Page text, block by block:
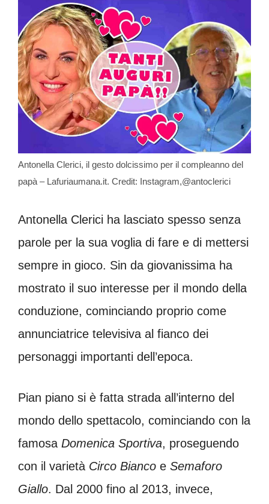
Antonella Clerici, il gesto dolcissimo per il compleanno del
papà – Lafuriaumana.it. Credit: Instagram,@antoclerici
Antonella Clerici ha lasciato spesso senza
parole per la sua voglia di fare e di mettersi
sempre in gioco. Sin da giovanissima ha
mostrato il suo interesse per il mondo della
conduzione, cominciando proprio come
annunciatrice televisiva al fianco dei
personaggi importanti dell’epoca.
Pian piano si è fatta strada all’interno del
mondo dello spettacolo, cominciando con la
famosa Domenica Sportiva, proseguendo
con il varietà Circo Bianco e Semaforo
Giallo. Dal 2000 fino al 2013, invece,